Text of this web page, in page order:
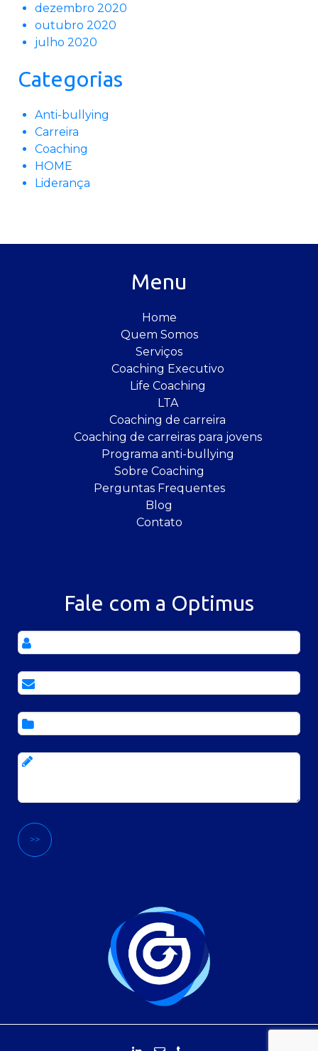
dezembro 2020
outubro 2020
julho 2020
Categorias
Anti-bullying
Carreira
Coaching
HOME
Liderança
Menu
Home
Quem Somos
Serviços
Coaching Executivo
Life Coaching
LTA
Coaching de carreira
Coaching de carreiras para jovens
Programa anti-bullying
Sobre Coaching
Perguntas Frequentes
Blog
Contato
Fale com a Optimus